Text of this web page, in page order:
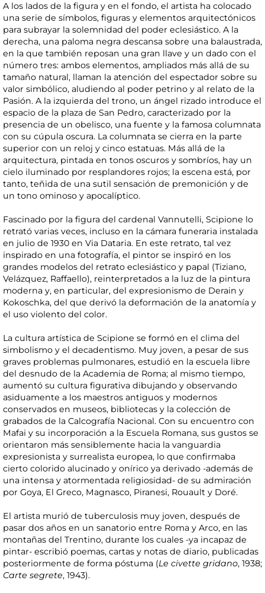
A los lados de la figura y en el fondo, el artista ha colocado
una serie de símbolos, figuras y elementos arquitectónicos
para subrayar la solemnidad del poder eclesiástico. A la
derecha, una paloma negra descansa sobre una balaustrada,
en la que también reposan una gran llave y un dado con el
número tres: ambos elementos, ampliados más allá de su
tamaño natural, llaman la atención del espectador sobre su
valor simbólico, aludiendo al poder petrino y al relato de la
Pasión. A la izquierda del trono, un ángel rizado introduce el
espacio de la plaza de San Pedro, caracterizado por la
presencia de un obelisco, una fuente y la famosa columnata
con su cúpula oscura. La columnata se cierra en la parte
superior con un reloj y cinco estatuas. Más allá de la
arquitectura, pintada en tonos oscuros y sombríos, hay un
cielo iluminado por resplandores rojos; la escena está, por
tanto, teñida de una sutil sensación de premonición y de
un tono ominoso y apocalíptico.
Fascinado por la figura del cardenal Vannutelli, Scipione lo
retrató varias veces, incluso en la cámara funeraria instalada
en julio de 1930 en Via Dataria. En este retrato, tal vez
inspirado en una fotografía, el pintor se inspiró en los
grandes modelos del retrato eclesiástico y papal (Tiziano,
Velázquez, Raffaello), reinterpretados a la luz de la pintura
moderna y, en particular, del expresionismo de Derain y
Kokoschka, del que derivó la deformación de la anatomía y
el uso violento del color.
La cultura artística de Scipione se formó en el clima del
simbolismo y el decadentismo. Muy joven, a pesar de sus
graves problemas pulmonares, estudió en la escuela libre
del desnudo de la Academia de Roma; al mismo tiempo,
aumentó su cultura figurativa dibujando y observando
asiduamente a los maestros antiguos y modernos
conservados en museos, bibliotecas y la colección de
grabados de la Calcografía Nacional. Con su encuentro con
Mafai y su incorporación a la Escuela Romana, sus gustos se
orientaron más sensiblemente hacia la vanguardia
expresionista y surrealista europea, lo que confirmaba
cierto colorido alucinado y onírico ya derivado -además de
una intensa y atormentada religiosidad- de su admiración
por Goya, El Greco, Magnasco, Piranesi, Rouault y Doré.
El artista murió de tuberculosis muy joven, después de
pasar dos años en un sanatorio entre Roma y Arco, en las
montañas del Trentino, durante los cuales -ya incapaz de
pintar- escribió poemas, cartas y notas de diario, publicadas
posteriormente de forma póstuma (Le civette gridano, 1938;
Carte segrete, 1943).